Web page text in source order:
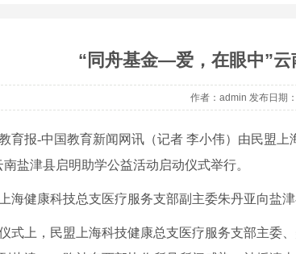
“同舟基金—爱，在眼中”
作者：admin 发布日期
育报-中国教育新闻网讯（记者 李小伟） 由民盟上
南盐津县启明助学公益活动启动仪式举行。
海健康科技总支医疗服务支部副主委朱丹亚向盐
式上，民盟上海科技健康总支医疗服务支部主委